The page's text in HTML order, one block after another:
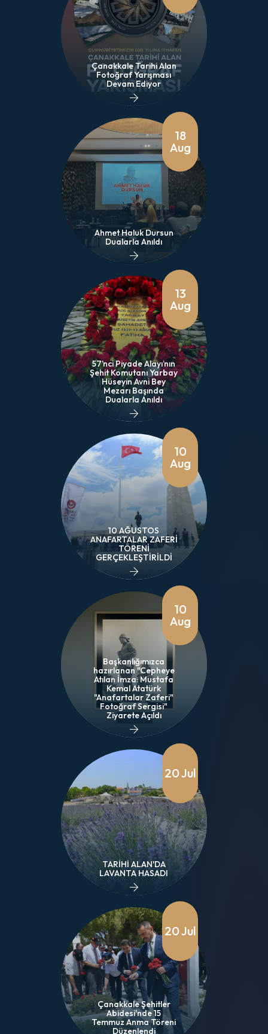
Çanakkale Tarihi Alan
Fotoğraf Yarışması
Devam Ediyor
18
Aug
Ahmet Haluk Dursun
Dualarla Anıldı
13
Aug
57’nci Piyade Alayı’nın
Şehit Komutanı Yarbay
Hüseyin Avni Bey
Mezarı Başında
Dualarla Anıldı
10
Aug
10 AĞUSTOS
ANAFARTALAR ZAFERİ
TÖRENİ
GERÇEKLEŞTİRİLDİ
10
Aug
Başkanlığımızca
hazırlanan "Cepheye
Atılan İmza: Mustafa
Kemal Atatürk
"Anafartalar Zaferi"
Fotoğraf Sergisi"
Ziyarete Açıldı
20 Jul
TARİHİ ALAN'DA
LAVANTA HASADI
20 Jul
Çanakkale Şehitler
Abidesi'nde 15
Temmuz Anma Töreni
Düzenlendi